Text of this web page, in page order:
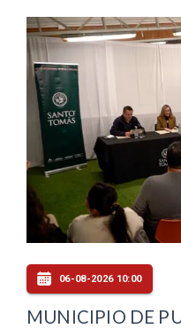
06-08-2026 10:00
MUNICIPIO DE